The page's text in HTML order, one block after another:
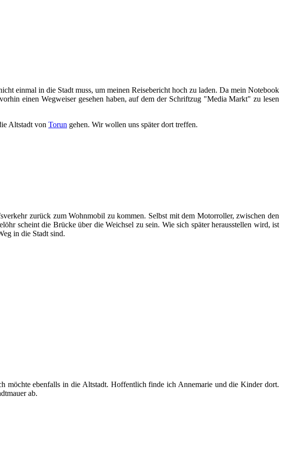
einmal in die Stadt muss, um meinen Reisebericht hoch zu laden. Da mein Notebook
einen Wegweiser gesehen haben, auf dem der Schriftzug "Media Markt" zu lesen
Altstadt von Torun gehen. Wir wollen uns später dort treffen.
zurück zum Wohnmobil zu kommen. Selbst mit dem Motorroller, zwischen den
scheint die Brücke über die Weichsel zu sein. Wie sich später herausstellen wird, ist
in die Stadt sind.
ebenfalls in die Altstadt. Hoffentlich finde ich Annemarie und die Kinder dort.
ab.